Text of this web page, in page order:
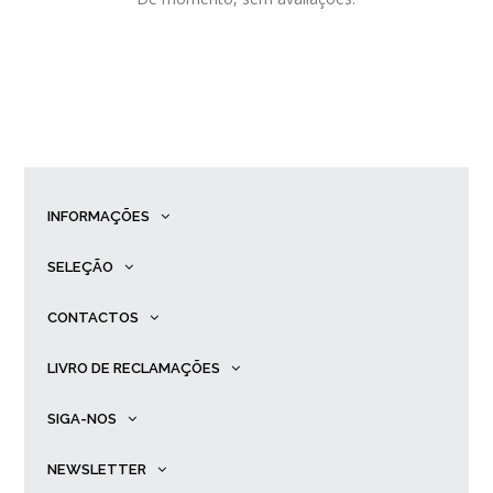
INFORMAÇÕES
SELEÇÃO
CONTACTOS
LIVRO DE RECLAMAÇÕES
SIGA-NOS
NEWSLETTER